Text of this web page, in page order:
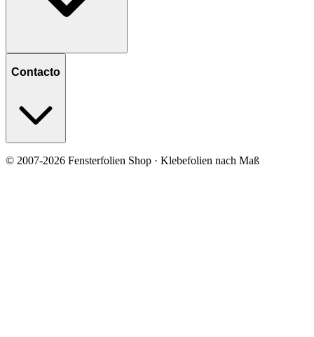
Contacto
© 2007-2026 Fensterfolien Shop · Klebefolien nach Maß